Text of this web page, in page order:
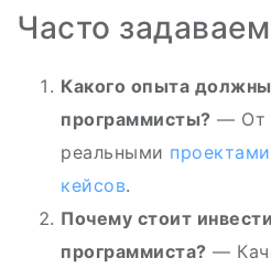
Часто
Какого опыта
программисты? — От
реальными проектами
кейсов.
Почему стоит
программиста? —